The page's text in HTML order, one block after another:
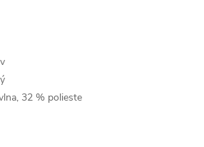
32 % polieste